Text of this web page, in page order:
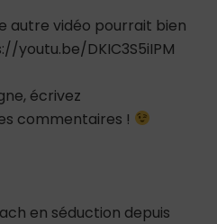
autre vidéo pourrait bien
youtu.be/DKIC3S5iIPM
écrivez
commentaires !
en séduction depuis